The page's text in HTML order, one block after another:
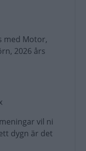
med Motor,
2026 års
vil ni
dygn är det